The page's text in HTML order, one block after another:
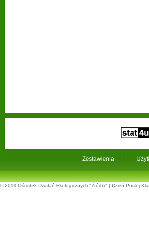
Zestawienia
© 2010 Ośrodek Działań Ekologicznych "Źródła" | Dzień Pustej